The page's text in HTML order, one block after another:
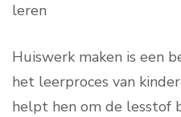
leren
Huiswerk maken is een
het leerproces van
helpt hen om de lesstof